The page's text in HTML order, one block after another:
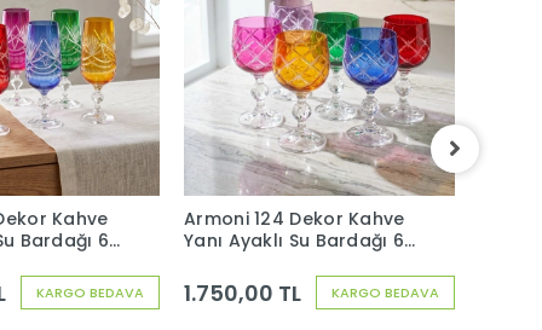
KARGO BEDAVA
Kahve
Bardağı 6
KARGO BEDAVA
Armoni 124 Dekor Kahve
Yanı Ayaklı Su Bardağı 6
1.750,00 TL